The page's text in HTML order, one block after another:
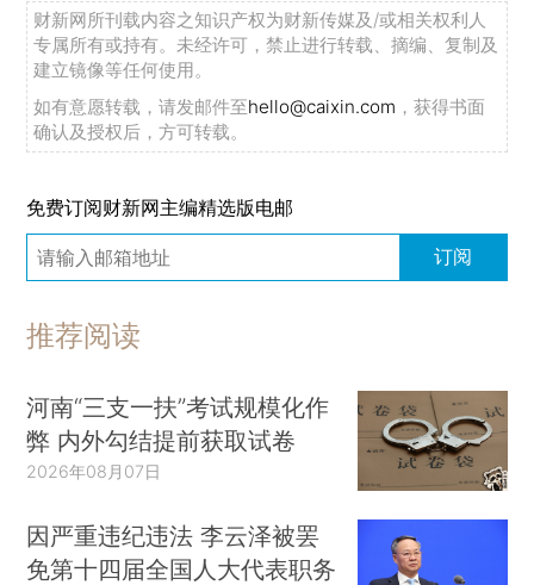
财新网所刊载内容之知识产权为财新传媒及/或相关权利人
专属所有或持有。未经许可，禁止进行转载、摘编、复制及
建立镜像等任何使用。
如有意愿转载，请发邮件至hello@caixin.com ，获得书面
确认及授权后，方可转载。
免费订阅财新网主编精选版电邮
订阅
推荐阅读
河南“三支一扶”考试规模化作
弊 内外勾结提前获取试卷
2026年08月07日
因严重违纪违法 李云泽被罢
免第十四届全国人大代表职务